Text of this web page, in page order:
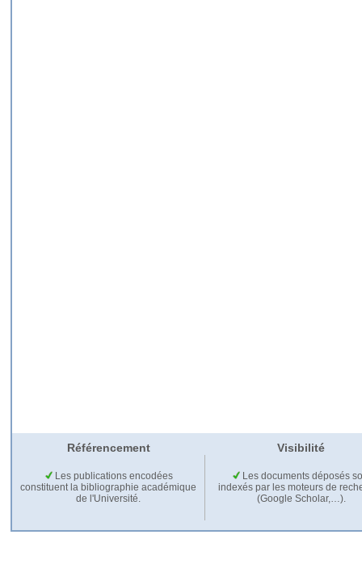
Référencement Visibilité
Les publications encodées
constituent la bibliographie académique
de l'Université.
Les documents déposés
indexés par les moteurs de
(Google Scholar,…).